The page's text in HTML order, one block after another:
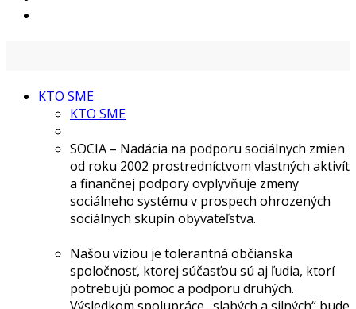
KTO SME
KTO SME
SOCIA – Nadácia na podporu sociálnych zmien
od roku 2002 prostredníctvom vlastných aktivít
a finančnej podpory ovplyvňuje zmeny
sociálneho systému v prospech ohrozených
sociálnych skupín obyvateľstva.
Našou víziou je tolerantná občianska
spoločnosť, ktorej súčasťou sú aj ľudia, ktorí
potrebujú pomoc a podporu druhých.